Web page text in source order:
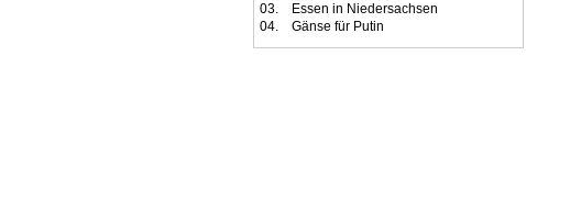
03.
Essen in Niedersachsen
04.
Gänse für Putin